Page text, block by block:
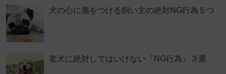
犬の心に傷をつける飼い主の絶対NG行為５つ
老犬に絶対してはいけない『NG行為』３選